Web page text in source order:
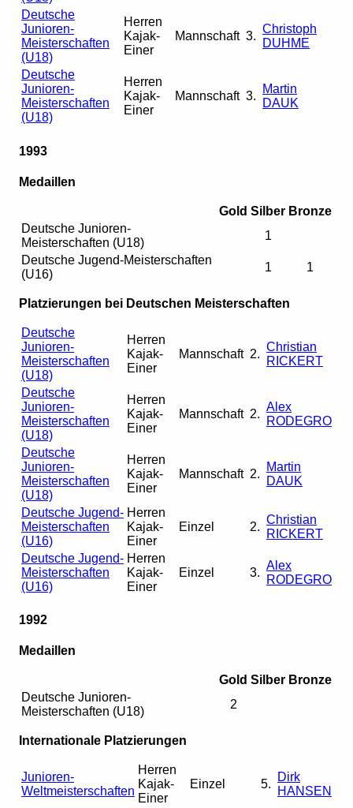
Deutsche
Junioren-
Meisterschaften
(U18)
Herren
Kajak-
Einer
Mannschaft 3.
Christoph
DUHME
Deutsche
Junioren-
Meisterschaften
(U18)
Herren
Kajak-
Einer
Mannschaft 3.
Martin
DAUK
1993
Medaillen
Gold Silber Bronze
Deutsche Junioren-
Meisterschaften (U18)
1
Deutsche Jugend-Meisterschaften
(U16)
1 1
Platzierungen bei Deutschen Meisterschaften
Deutsche
Junioren-
Meisterschaften
(U18)
Herren
Kajak-
Einer
Mannschaft 2.
Christian
RICKERT
Deutsche
Junioren-
Meisterschaften
(U18)
Herren
Kajak-
Einer
Mannschaft 2.
Alex
RODEGRO
Deutsche
Junioren-
Meisterschaften
(U18)
Herren
Kajak-
Einer
Mannschaft 2.
Martin
DAUK
Deutsche Jugend-
Meisterschaften
(U16)
Herren
Kajak-
Einer
Einzel 2.
Christian
RICKERT
Deutsche Jugend-
Meisterschaften
(U16)
Herren
Kajak-
Einer
Einzel 3.
Alex
RODEGRO
1992
Medaillen
Gold Silber Bronze
Deutsche Junioren-
Meisterschaften (U18)
2
Internationale Platzierungen
Junioren-
Weltmeisterschaften
Herren
Kajak-
Einer
Einzel 5.
Dirk
HANSEN